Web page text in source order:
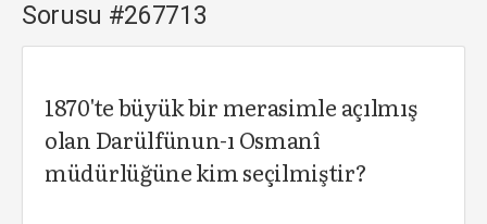
Sorusu #267713
1870'te büyük bir merasimle açılmış
olan Darülfünun-ı Osmanî
müdürlüğüne kim seçilmiştir?